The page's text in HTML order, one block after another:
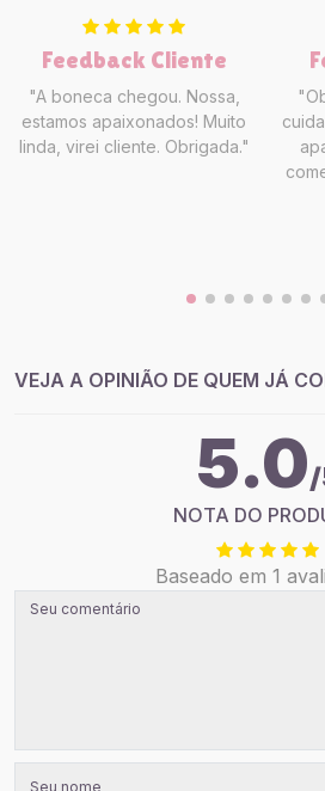
Feedback Cliente
"A boneca chegou. Nossa,
estamos apaixonados! Muito
linda, virei cliente. Obrigada."
VEJA A OPINIÃO DE QUEM JÁ
5.0
NOTA DO
Baseado em 1